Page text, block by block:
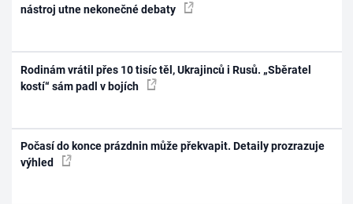
nástroj utne nekonečné debaty
Rodinám vrátil přes 10 tisíc těl, Ukrajinců i Rusů. „Sběratel
kostí“ sám padl v bojích
Počasí do konce prázdnin může překvapit. Detaily prozrazuje
výhled